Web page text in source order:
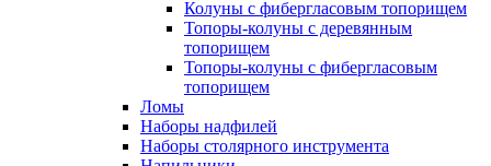
Колуны с фибергласовым топорищем
Топоры-колуны с деревянным
топорищем
Топоры-колуны с фибергласовым
топорищем
Ломы
Наборы надфилей
Наборы столярного инструмента